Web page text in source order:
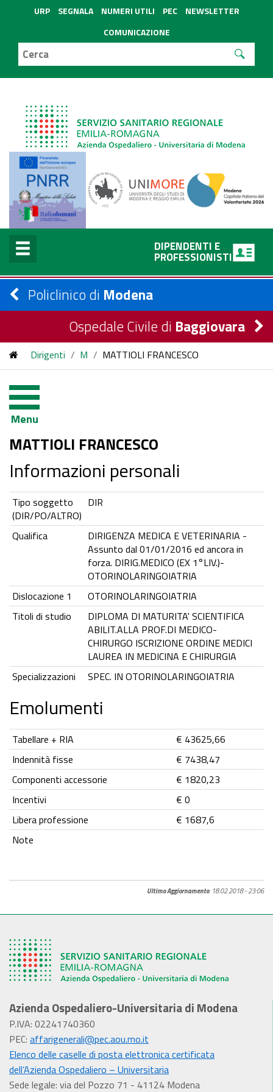
URP SEGNALA NUMERI UTILI PEC
NEWSLETTER
COMUNICAZIONE
DIPENDENTI E
PROFESSIONISTI
Policlinico di Modena
Ospedale Civile di Baggiovara
Dirigenti / M / MATTIOLI FRANCESCO
Menu
MATTIOLI FRANCESCO
Informazioni personali
Tipo soggetto
(DIR/PO/ALTRO)
DIR
Qualifica
DIRIGENZA MEDICA E VETERINARIA -
Assunto dal 01/01/2016 ed ancora in
forza. DIRIG.MEDICO (EX 1°LIV.)-
OTORINOLARINGOIATRIA
Dislocazione 1
OTORINOLARINGOIATRIA
Titoli di studio
DIPLOMA DI MATURITA' SCIENTIFICA
ABILIT.ALLA PROF.DI MEDICO-
CHIRURGO ISCRIZIONE ORDINE MEDICI
LAUREA IN MEDICINA E CHIRURGIA
Specializzazioni
SPEC. IN OTORINOLARINGOIATRIA
Emolumenti
Tabellare + RIA
€ 43625,66
Indennità fisse
€ 7438,47
Componenti accessorie
€ 1820,23
Incentivi
€ 0
Libera professione
€ 1687,6
Note
Ultimo Aggiornamento: 18.02.2018 - 23:06
Azienda Ospedaliero-Universitaria di Modena
P.IVA: 02241740360
PEC: affarigenerali@pec.aou.mo.it
Elenco delle caselle di posta elettronica certificata
dell’Azienda Ospedaliero – Universitaria
Sede legale: via del Pozzo 71 - 41124 Modena